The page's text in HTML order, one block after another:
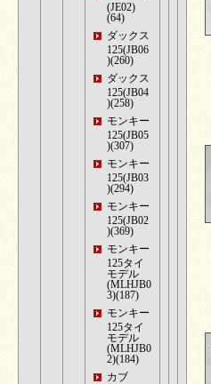
(JE02)
(64)
ダックス
125(JB06
)(260)
ダックス
125(JB04
)(258)
モンキー
125(JB05
)(307)
モンキー
125(JB03
)(294)
モンキー
125(JB02
)(369)
モンキー
125タイ
モデル
(MLHJB0
3)(187)
モンキー
125タイ
モデル
(MLHJB0
2)(184)
カブ